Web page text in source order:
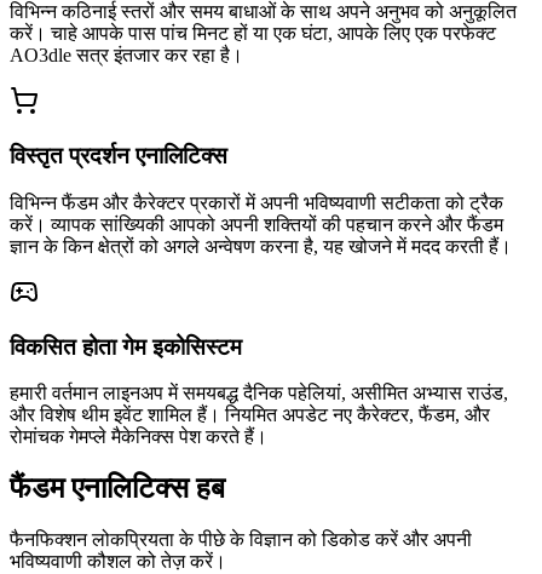
विभिन्न कठिनाई स्तरों और समय बाधाओं के साथ अपने अनुभव को अनुकूलित
करें। चाहे आपके पास पांच मिनट हों या एक घंटा, आपके लिए एक परफेक्ट
AO3dle सत्र इंतजार कर रहा है।
विस्तृत प्रदर्शन एनालिटिक्स
विभिन्न फैंडम और कैरेक्टर प्रकारों में अपनी भविष्यवाणी सटीकता को ट्रैक
करें। व्यापक सांख्यिकी आपको अपनी शक्तियों की पहचान करने और फैंडम
ज्ञान के किन क्षेत्रों को अगले अन्वेषण करना है, यह खोजने में मदद करती हैं।
विकसित होता गेम इकोसिस्टम
हमारी वर्तमान लाइनअप में समयबद्ध दैनिक पहेलियां, असीमित अभ्यास राउंड,
और विशेष थीम इवेंट शामिल हैं। नियमित अपडेट नए कैरेक्टर, फैंडम, और
रोमांचक गेमप्ले मैकेनिक्स पेश करते हैं।
फैंडम एनालिटिक्स हब
फैनफिक्शन लोकप्रियता के पीछे के विज्ञान को डिकोड करें और अपनी
भविष्यवाणी कौशल को तेज़ करें।